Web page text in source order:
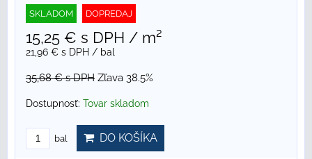
SKLADOM DOPREDAJ
15,25 € s DPH / m²
21,96 € s DPH / bal
35,68 €s DPH Zľava 38.5%
Dostupnosť: Tovar skladom
bal DO KOŠÍKA